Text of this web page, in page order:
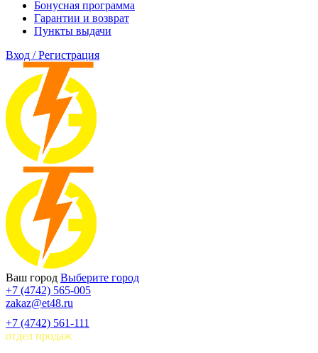
Бонусная программа
Гарантии и возврат
Пункты выдачи
Вход / Регистрация
Ваш город Выберите город
+7 (4742) 565-005
zakaz@et48.ru
+7 (4742) 561-111
отдел продаж